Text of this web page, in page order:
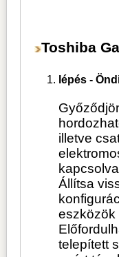
Toshiba
lépés -
illetve
Állítsa
eszközök
telepített